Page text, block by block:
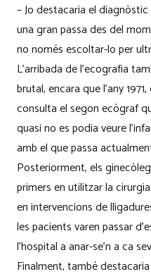
– Jo destacaria el
una gran passa des del
no només escoltar-lo per
L’arribada de l’ecografia
brutal, encara que l’any
consulta el segon ecògraf
quasi no es podia veure
amb el que passa
Posteriorment, els
primers en utilitzar la
en intervencions de
les pacients varen passar
l’hospital a anar-se’n a ca
Finalment, també